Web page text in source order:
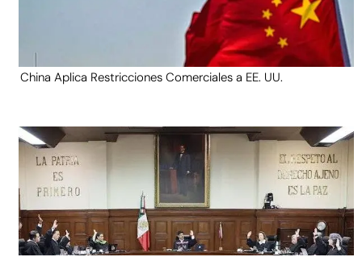
China Aplica Restricciones Comerciales a EE. UU.